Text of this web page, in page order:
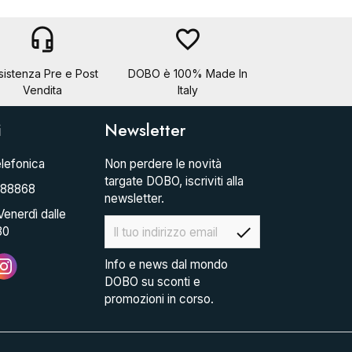
headset_mic
Pre e Post
Vendita
favorite_border
DOBO è 100% Made In
Italy
dalle
Newsletter
Non perdere le novità
targate DOBO, iscriviti alla
newsletter.
check
Info e news dal mondo
DOBO su sconti e
promozioni in corso.